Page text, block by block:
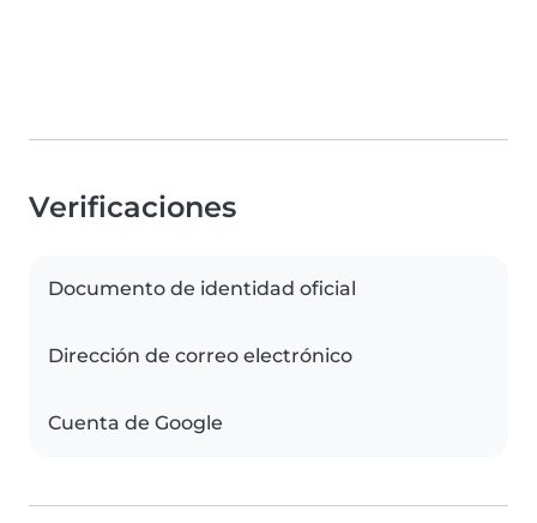
Verificaciones
Documento de identidad oficial
Dirección de correo electrónico
Cuenta de Google